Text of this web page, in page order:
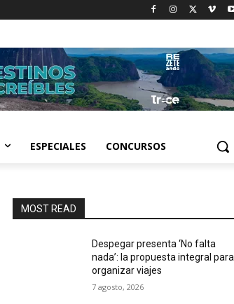
ESPECIALES CONCURSOS
MOST READ
Despegar presenta ‘No falta
nada’: la propuesta integral para
organizar viajes
7 agosto, 2026